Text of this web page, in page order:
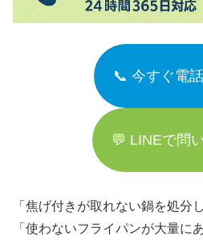
📞 今すぐ電
💬 LINEで問
「焦げ付きが取れない鍋を処分
「使わないフライパンが大量にあ